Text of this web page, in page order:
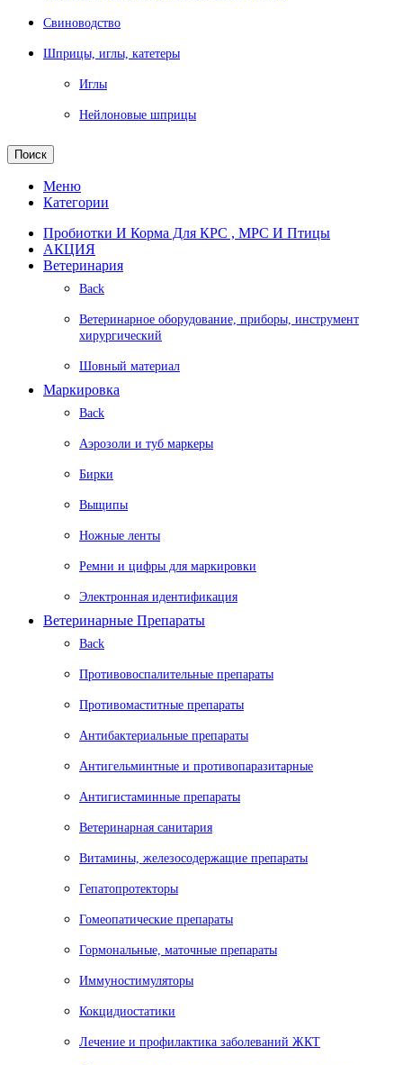
Свиноводство
Шприцы, иглы, катетеры
Иглы
Нейлоновые шприцы
Поиск
Меню
Категории
Пробиотки И Корма Для КРС , МРС И Птицы
АКЦИЯ
Ветеринария
Back
Ветеринарное оборудование, приборы, инструмент
хирургический
Шовный материал
Маркировка
Back
Аэрозоли и туб маркеры
Бирки
Выщипы
Ножные ленты
Ремни и цифры для маркировки
Электронная идентификация
Ветеринарные Препараты
Back
Противовоспалительные препараты
Противомаститные препараты
Антибактериальные препараты
Антигельминтные и противопаразитарные
Антигистаминные препараты
Ветеринарная санитария
Витамины, железосодержащие препараты
Гепатопротекторы
Гомеопатические препараты
Гормональные, маточные препараты
Иммуностимуляторы
Кокцидиостатики
Лечение и профилактика заболеваний ЖКТ